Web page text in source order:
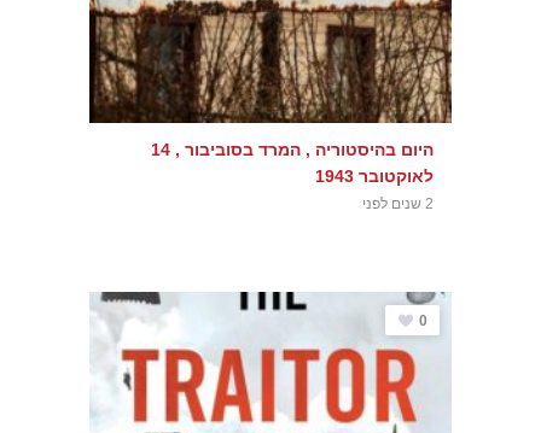
היום בהיסטוריה , המרד בסוביבור , 14
לאוקטובר 1943
2 שנים לפני
0